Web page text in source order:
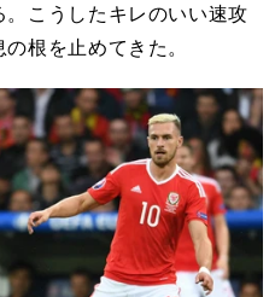
こうしたキレのいい速攻
根を止めてきた。